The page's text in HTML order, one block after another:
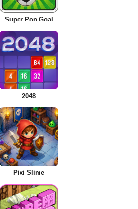
Super Pon Goal
2048
Pixi Slime